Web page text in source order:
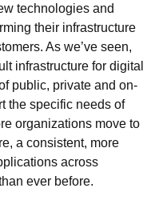
technologies and
their infrastructure
As we’ve seen,
infrastructure for digital
public, private and on-
the specific needs of
organizations move to
a consistent, more
across
ever before.